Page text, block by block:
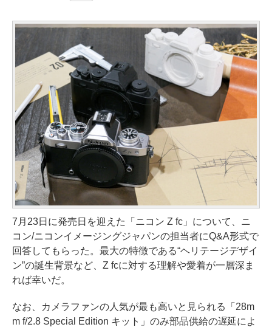
7月23日に発売日を迎えた「ニコン Z fc」について、ニ
コン/ニコンイメージングジャパンの担当者にQ&A形式で
回答してもらった。最大の特徴である“ヘリテージデザイ
ン”の誕生背景など、Z fcに対する理解や愛着が一層深ま
れば幸いだ。
なお、カメラファンの人気が最も高いと見られる「28m
m f/2.8 Special Edition キット」のみ部品供給の遅延によ